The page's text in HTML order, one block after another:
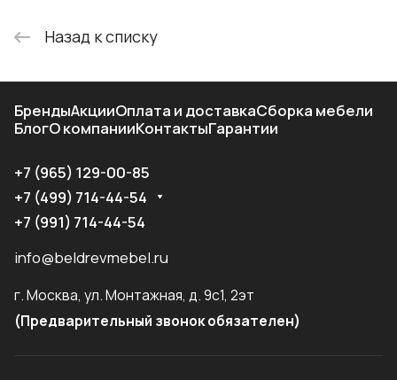
Назад к списку
БрендыАкцииОплата и доставкаСборка мебели
БлогО компанииКонтактыГарантии
+7 (965) 129-00-85
+7 (499) 714-44-54
+7 (991) 714-44-54
info@beldrevmebel.ru
г. Москва, ул. Монтажная, д. 9с1, 2эт
(Предварительный звонок обязателен)